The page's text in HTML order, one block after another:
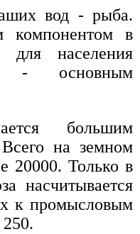
вод - рыба.
компонентом в
населения
- основным
большим
на земном
20000. Только в
насчитывается
к промысловым